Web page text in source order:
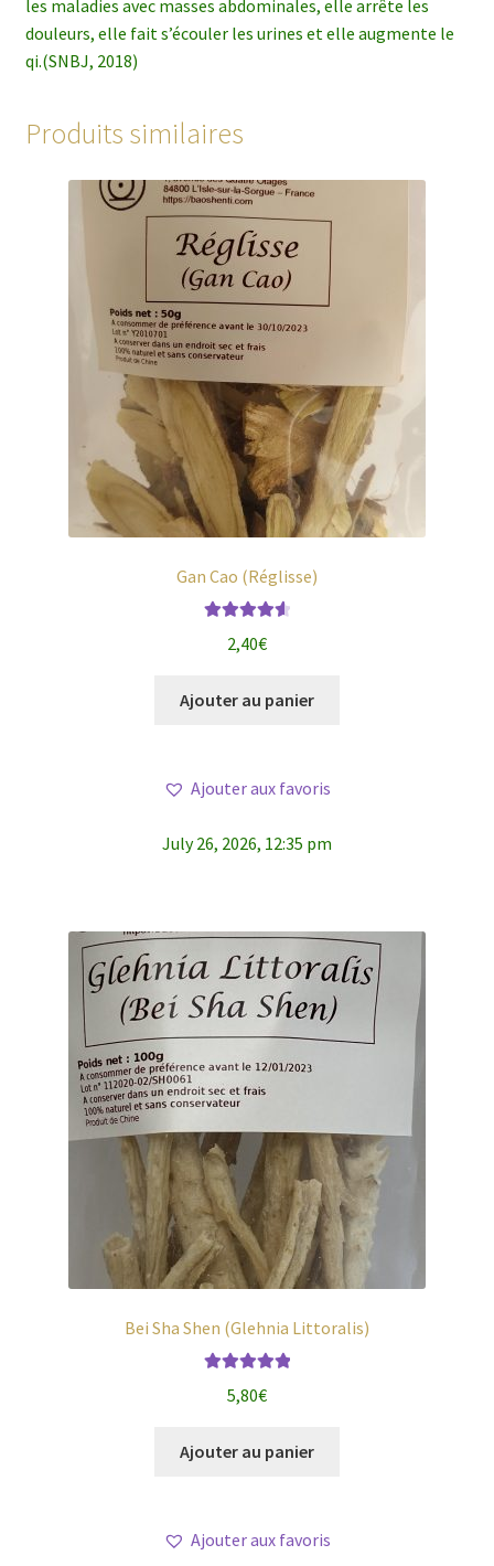
les maladies avec masses abdominales, elle arrête les
douleurs, elle fait s’écouler les urines et elle augmente le
qi.(SNBJ, 2018)
Produits similaires
Gan Cao (Réglisse)
sur 5
2,40€
Ajouter au panier
Ajouter aux favoris
July 26, 2026, 12:35 pm
Bei Sha Shen (Glehnia Littoralis)
5,80€
Ajouter au panier
Ajouter aux favoris